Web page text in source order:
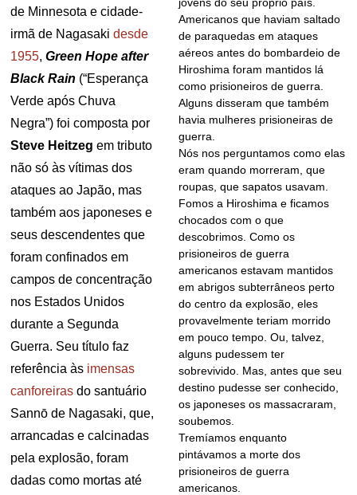
Americanos que haviam saltado
de paraquedas em ataques
aéreos antes do bombardeio de
Hiroshima foram mantidos lá
como prisioneiros de guerra.
Alguns disseram que também
havia mulheres prisioneiras de
guerra.
Nós nos perguntamos como elas
eram quando morreram, que
roupas, que sapatos usavam.
Fomos a Hiroshima e ficamos
chocados com o que
descobrimos. Como os
prisioneiros de guerra
americanos estavam mantidos
em abrigos subterrâneos perto
do centro da explosão, eles
provavelmente teriam morrido
em pouco tempo. Ou, talvez,
alguns pudessem ter
sobrevivido. Mas, antes que seu
destino pudesse ser conhecido,
os japoneses os massacraram,
soubemos.
Tremíamos enquanto
pintávamos a morte dos
prisioneiros de guerra
americanos.
de Minnesota e cidade-
irmã de Nagasakidesde
1955,Green Hope after
Black Rain (“Esperança
Verde após Chuva
Negra”) foi composta por
Steve Heitzegem tributo
não só às vítimas dos
ataques ao Japão, mas
também aos japoneses e
seus descendentes que
foram confinados em
campos de concentração
nos Estados Unidos
durante a Segunda
Guerra. Seu título faz
referência às imensas
canforeiras do santuário
Sannō de Nagasaki, que,
arrancadas e calcinadas
pela explosão, foram
dadas como mortas até